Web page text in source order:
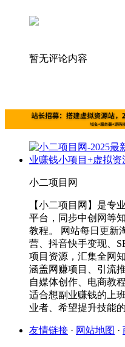
暂无评论内容
小二项目网
【小二项目网】是专
平台，同步中创网等
教程。 网站每日更新
营、抖音快手变现、
项目资源，汇集全网
涵盖网赚项目、引流
自媒体创作、电商教
适合想副业赚钱的上
业者、希望提升技能
友情链接 · 网站地图 ·